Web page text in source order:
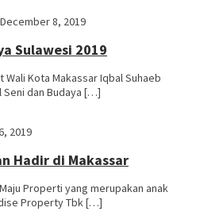
December 8, 2019
Sulawesi 2019
Kota Makassar Iqbal Suhaeb
dan Budaya […]
2019
Hadir di Makassar
Properti yang merupakan anak
Property Tbk […]